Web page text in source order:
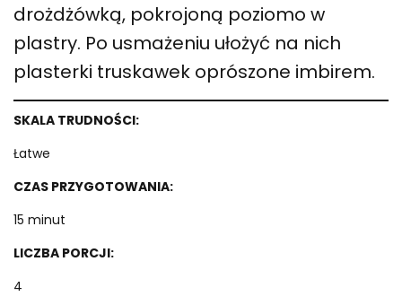
drożdżówką, pokrojoną poziomo w
plastry. Po usmażeniu ułożyć na nich
plasterki truskawek oprószone imbirem.
SKALA TRUDNOŚCI:
Łatwe
CZAS PRZYGOTOWANIA:
15 minut
LICZBA PORCJI:
4